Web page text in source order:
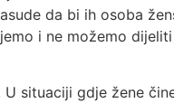
da bi ih osoba
i ne možemo
situaciji gdje žene